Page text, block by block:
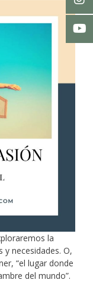
la
necesidades. O,
“el lugar donde
del mundo”.